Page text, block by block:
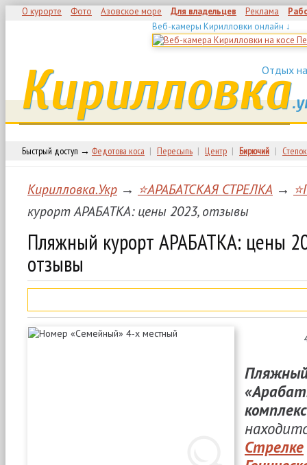
О курорте Фото Азовское море Для владельцев Реклама
Веб-камеры Кирилловки онлайн ↓
Отдых
Кирилловка
Быстрый доступ → Федотова коса | Пересыпь | Центр | Бирючий | Степок
Кирилловка.Укр → ⭐АРАБАТСКАЯ СТРЕЛКА →
курорт АРАБАТКА: цены 2023, отзывы
Пляжный курорт АРАБАТКА: цены
отзывы
Стрелке